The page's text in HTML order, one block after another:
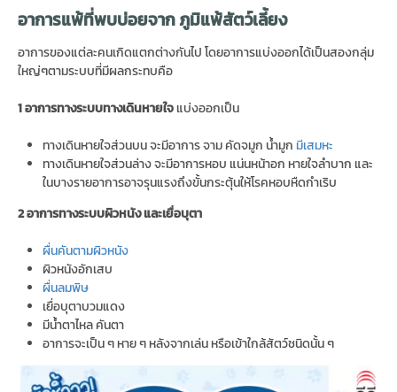
อาการแพ้ที่พบบ่อยจาก ภูมิแพ้สัตว์เลี้ยง
อาการของแต่ละคนเกิดแตกต่างกันไป โดยอาการแบ่งออกได้เป็นสองกลุ่ม
ใหญ่ๆตามระบบที่มีผลกระทบคือ
1 อาการทางระบบทางเดินหายใจ แบ่งออกเป็น
ทางเดินหายใจส่วนบน จะมีอาการ จาม คัดจมูก น้ำมูก มีเสมหะ
ทางเดินหายใจส่วนล่าง จะมีอาการหอบ แน่นหน้าอก หายใจลำบาก และ
ในบางรายอาการอาจรุนแรงถึงขั้นกระตุ้นให้โรคหอบหืดกำเริบ
2 อาการทางระบบผิวหนัง และเยื่อบุตา
ผื่นคันตามผิวหนัง
ผิวหนังอักเสบ
ผื่นลมพิษ
เยื่อบุตาบวมแดง
มีน้ำตาไหล คันตา
อาการจะเป็น ๆ หาย ๆ หลังจากเล่น หรือเข้าใกล้สัตว์ชนิดนั้น ๆ